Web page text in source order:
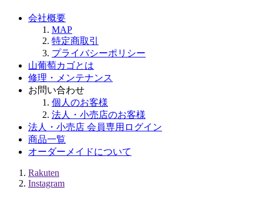
会社概要
MAP
特定商取引
プライバシーポリシー
山葡萄カゴとは
修理・メンテナンス
お問い合わせ
個人のお客様
法人・小売店のお客様
法人・小売店 会員専用ログイン
商品一覧
オーダーメイドについて
Rakuten
Instagram